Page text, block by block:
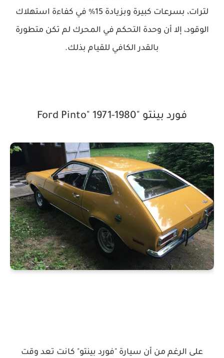
لترات، بسرعات كبيرة وبزيادة 15% في كفاءة استهلاك
الوقود، إلا أن وحدة التحكم في المحرك لم تكن متطورة
بالقدر الكافي للقيام بذلك.
فورد بينتو "Ford Pinto" 1971-1980
على الرغم من أن سيارة "فورد بينتو" كانت تعد وقت